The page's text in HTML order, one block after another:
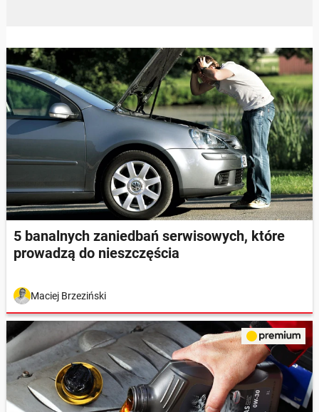
5 banalnych zaniedbań serwisowych, które
prowadzą do nieszczęścia
Maciej Brzeziński